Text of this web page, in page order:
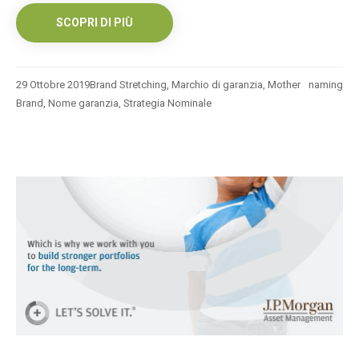
SCOPRI DI PIÙ
29 Ottobre 2019 naming
Brand Stretching Marchio di garanzia Mother
Brand Nome garanzia Strategia Nominale